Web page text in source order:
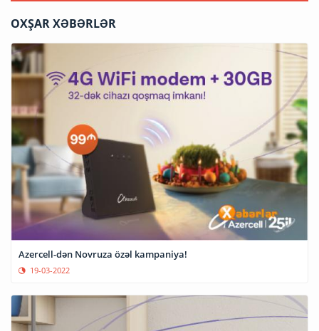
OXŞAR XƏBƏRLƏR
Azercell-dən Novruza özəl kampaniya!
19-03-2022